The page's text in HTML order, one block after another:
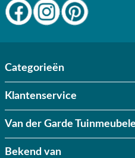
staat onze deskundigeklantenservice
je ook van harte welkom in een
bestellen? Bij een bestelling va.
te abonneren op onze social
Populaire vragen
Categorieën
Klantenservice
Van der Garde
Bekend van